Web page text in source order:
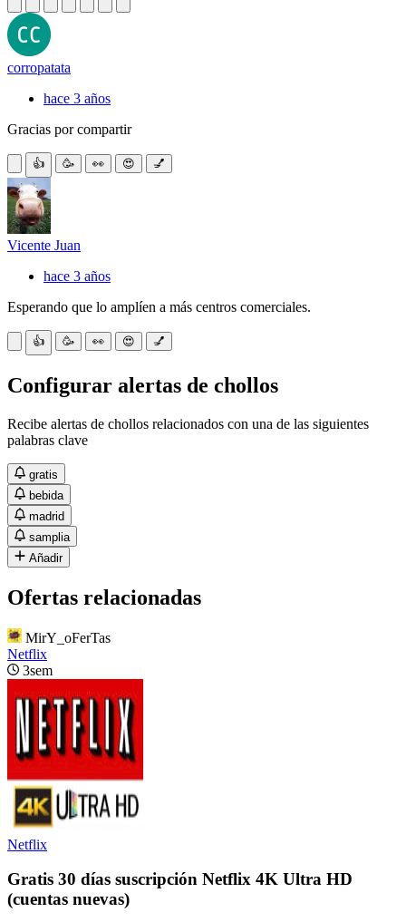
corropatata
hace 3 años
Gracias por compartir
👍 🥳 👀 😍 💅
Vicente Juan
hace 3 años
Esperando que lo amplíen a más centros comerciales.
👍 🥳 👀 😍 💅
Configurar alertas de chollos
Recibe alertas de chollos relacionados con una de las siguientes
palabras clave
gratis
bebida
madrid
samplia
Añadir
Ofertas relacionadas
MirY_oFerTas
Netflix
3sem
Netflix
Gratis 30 días suscripción Netflix 4K Ultra HD
(cuentas nuevas)